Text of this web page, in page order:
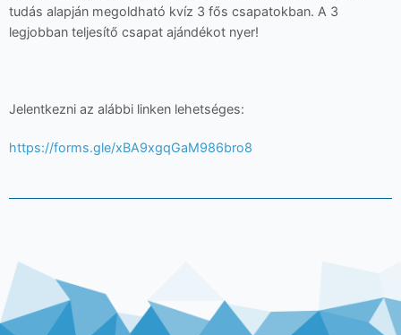
tudás alapján megoldható kvíz 3 fős csapatokban. A 3
legjobban teljesítő csapat ajándékot nyer!
Jelentkezni az alábbi linken lehetséges:
https://forms.gle/xBA9xgqGaM986bro8